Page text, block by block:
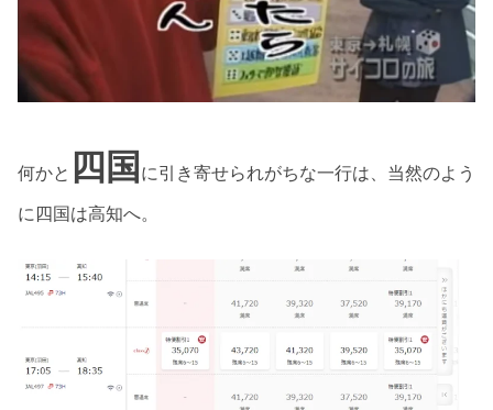
何かと 四国 に引き寄せられがちな一行は、当然のよう
に四国は高知へ。